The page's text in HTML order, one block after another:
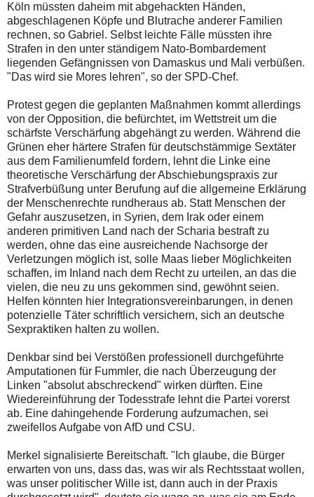
Köln müssten daheim mit abgehackten Händen,
abgeschlagenen Köpfe und Blutrache anderer Familien
rechnen, so Gabriel. Selbst leichte Fälle müssten ihre
Strafen in den unter ständigem Nato-Bombardement
liegenden Gefängnissen von Damaskus und Mali verbüßen.
"Das wird sie Mores lehren", so der SPD-Chef.
Protest gegen die geplanten Maßnahmen kommt allerdings
von der Opposition, die befürchtet, im Wettstreit um die
schärfste Verschärfung abgehängt zu werden. Während die
Grünen eher härtere Strafen für deutschstämmige Sextäter
aus dem Familienumfeld fordern, lehnt die Linke eine
theoretische Verschärfung der Abschiebungspraxis zur
Strafverbüßung unter Berufung auf die allgemeine Erklärung
der Menschenrechte rundheraus ab. Statt Menschen der
Gefahr auszusetzen, in Syrien, dem Irak oder einem
anderen primitiven Land nach der Scharia bestraft zu
werden, ohne das eine ausreichende Nachsorge der
Verletzungen möglich ist, solle Maas lieber Möglichkeiten
schaffen, im Inland nach dem Recht zu urteilen, an das die
vielen, die neu zu uns gekommen sind, gewöhnt seien.
Helfen könnten hier Integrationsvereinbarungen, in denen
potenzielle Täter schriftlich versichern, sich an deutsche
Sexpraktiken halten zu wollen.
Denkbar sind bei Verstößen professionell durchgeführte
Amputationen für Fummler, die nach Überzeugung der
Linken "absolut abschreckend" wirken dürften. Eine
Wiedereinführung der Todesstrafe lehnt die Partei vorerst
ab. Eine dahingehende Forderung aufzumachen, sei
zweifellos Aufgabe von AfD und CSU.
Merkel signalisierte Bereitschaft. "Ich glaube, die Bürger
erwarten von uns, dass das, was wir als Rechtsstaat wollen,
was unser politischer Wille ist, dann auch in der Praxis